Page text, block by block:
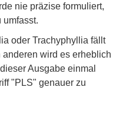
nie präzise formuliert,
oder Trachyphyllia fällt
wird es erheblich
Ausgabe einmal
"PLS" genauer zu